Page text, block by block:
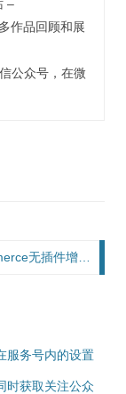
–
作品回顾和展
公众号，在微
服务号内的设置
时获取关注公众